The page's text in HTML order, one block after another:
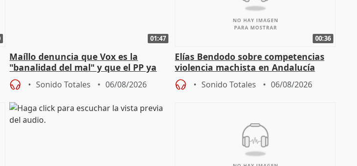
01:47
Maíllo denuncia que Vox es la
"banalidad del mal" y que el PP ya
asume todas sus tesis
Sonido Totales 06/08/2026
00:36
Elías Bendodo sobre competencias
violencia machista en Andalucía
Sonido Totales 06/08/2026